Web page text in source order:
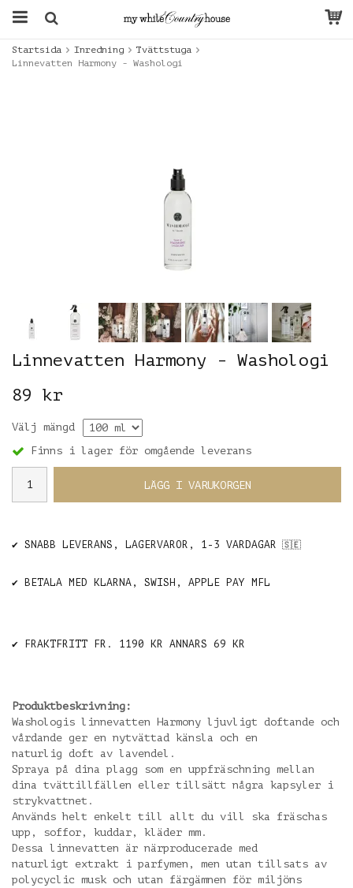
Startsida Inredning
Tvättstuga
Linnevatten Harmony - Washologi
Linnevatten Harmony - Washologi
89 kr
Välj mängd
Finns i lager för omgående leverans
LÄGG I VARUKORGEN
✔️ SNABB LEVERANS, LAGERVAROR, 1-3 VARDAGAR 🇸🇪
✔️ BETALA MED KLARNA, SWISH, APPLE PAY MFL
✔️ FRAKTFRITT FR. 1190 KR ANNARS 69 KR
Produktbeskrivning:
Washologis linnevatten Harmony ljuvligt doftande och
vårdande ger en nytvättad känsla och en
naturlig doft av lavendel.
Spraya på dina plagg som en uppfräschning mellan
dina tvättillfällen eller tillsätt några kapsyler i
strykvattnet.
Används helt enkelt till allt du vill ska fräschas
upp, soffor, kuddar, kläder mm.
Dessa linnevatten är närproducerade med
naturligt extrakt i parfymen, men utan tillsats av
polycyclic musk och utan färgämnen för miljöns